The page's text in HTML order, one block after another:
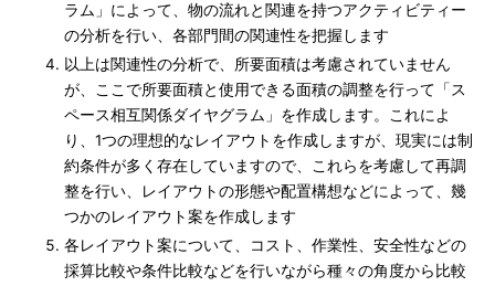
ラム」によって、物の流れと関連を持つアクティビティー
の分析を行い、各部門間の関連性を把握します
以上は関連性の分析で、所要面積は考慮されていません
が、ここで所要面積と使用できる面積の調整を行って「ス
ペース相互関係ダイヤグラム」を作成します。これによ
り、1つの理想的なレイアウトを作成しますが、現実には制
約条件が多く存在していますので、これらを考慮して再調
整を行い、レイアウトの形態や配置構想などによって、幾
つかのレイアウト案を作成します
各レイアウト案について、コスト、作業性、安全性などの
採算比較や条件比較などを行いながら種々の角度から比較